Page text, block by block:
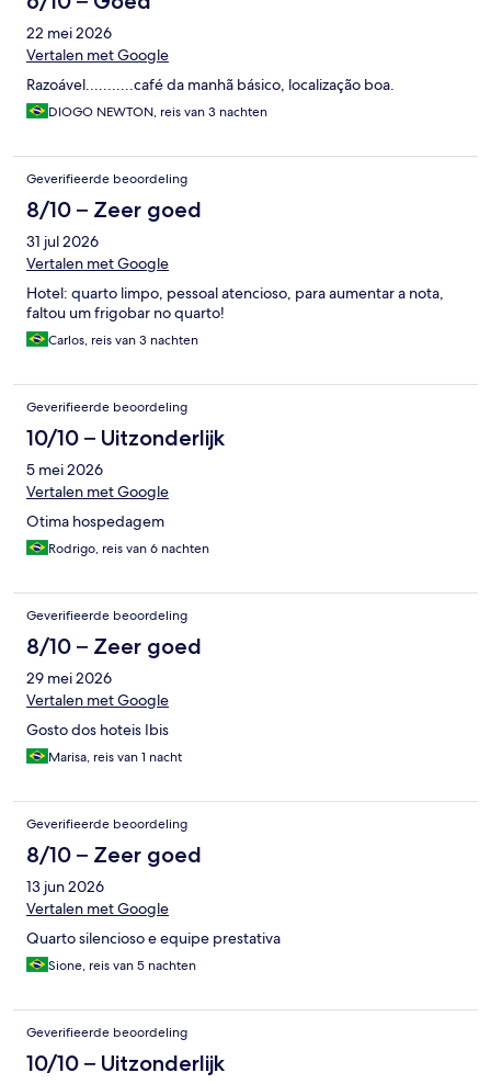
22 mei 2026
Vertalen met Google
Razoável...........café da manhã básico, localização boa.
DIOGO NEWTON, reis van 3 nachten
Geverifieerde beoordeling
8/10 – Zeer goed
31 jul 2026
Vertalen met Google
Hotel: quarto limpo, pessoal atencioso, para aumentar a nota,
faltou um frigobar no quarto!
Carlos, reis van 3 nachten
Geverifieerde beoordeling
10/10 – Uitzonderlijk
5 mei 2026
Vertalen met Google
Otima hospedagem
Rodrigo, reis van 6 nachten
Geverifieerde beoordeling
8/10 – Zeer goed
29 mei 2026
Vertalen met Google
Gosto dos hoteis Ibis
Marisa, reis van 1 nacht
Geverifieerde beoordeling
8/10 – Zeer goed
13 jun 2026
Vertalen met Google
Quarto silencioso e equipe prestativa
Sione, reis van 5 nachten
Geverifieerde beoordeling
10/10 – Uitzonderlijk